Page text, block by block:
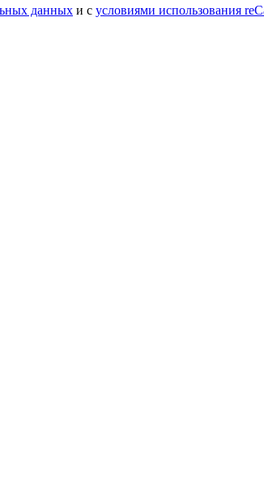
данных и с условиями использования